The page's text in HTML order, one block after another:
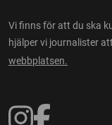
Vi finns för att du ska
hjälper vi journalister
webbplatsen.